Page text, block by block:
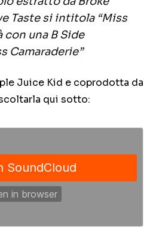
Taste si intitola “Miss
con una B Side
Camaraderie”
Juice Kid e coprodotta da
qui sotto: